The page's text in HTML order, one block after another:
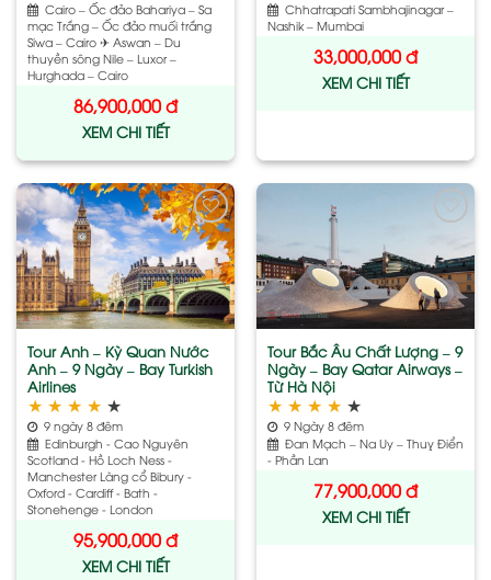
Cairo – Ốc đảo Bahariya – Sa
mạc Trắng – Ốc đảo muối trắng
Siwa – Cairo ✈ Aswan – Du
thuyền sông Nile – Luxor –
Hurghada – Cairo
86,900,000đ
XEM CHI TIẾT
Chhatrapati Sambhajinagar –
Nashik – Mumbai
33,000,000đ
XEM CHI TIẾT
Add
to
wishlist
Tour Anh – Kỳ Quan Nước
Anh – 9 Ngày – Bay Turkish
Airlines
★ ★ ★ ★ ★
9 ngày 8 đêm
Edinburgh - Cao Nguyên
Scotland - Hồ Loch Ness -
Manchester Làng cổ Bibury -
Oxford - Cardiff - Bath -
Stonehenge - London
95,900,000đ
XEM CHI TIẾT
to
wishlist
Tour Bắc Âu Chất Lượng – 9
Ngày – Bay Qatar Airways –
Từ Hà Nội
★ ★ ★ ★ ★
9 Ngày 8 đêm
Đan Mạch – Na Uy – Thuỵ Điển
- Phần Lan
77,900,000đ
XEM CHI TIẾT